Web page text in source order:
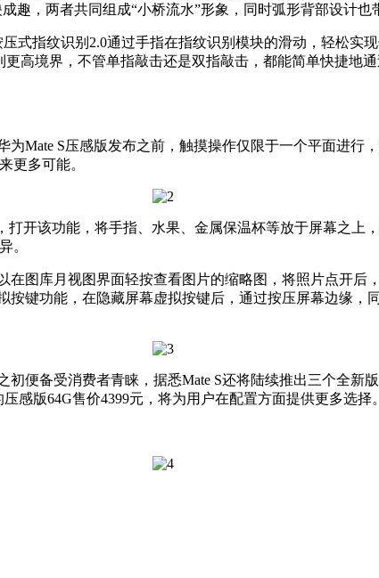
趣，两者共同组成“小桥流水”形象，同时弧形背部设计也
式指纹识别2.0通过手指在指纹识别模块的滑动，轻松实
高境界，不管单指敲击还是双指敲击，都能简单快捷地
Mate S压感版发布之前，触摸操作仅限于一个平面进
更多可能。
打开该功能，将手指、水果、金属保温杯等放于屏幕之上
。
在图库月视图界面轻按查看图片的缩略图，将照片点开
键功能，在隐藏屏幕虚拟按键后，通过按压屏幕边缘，
便备受消费者青睐，据悉Mate S还将陆续推出三个全新
感版64G售价4399元，将为用户在配置方面提供更多选择。